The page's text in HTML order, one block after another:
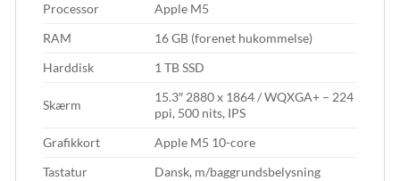
Processor
Apple M5
RAM
16 GB (forenet hukommelse)
Harddisk
1 TB SSD
Skærm
15.3″ 2880 x 1864 / WQXGA+ – 224
ppi, 500 nits, IPS
Grafikkort
Apple M5 10-core
Tastatur
Dansk, m/baggrundsbelysning